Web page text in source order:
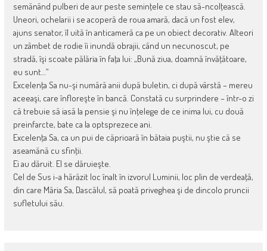
semănând pulberi de aur peste seminţele ce stau să-ncolţească.
Uneori, ochelarii i se acoperă de roua amară, dacă un fost elev,
ajuns senator, îl uită în anticameră ca pe un obiect decorativ. Alteori
un zâmbet de rodie îi inundă obrajii, când un necunoscut, pe
stradă, îşi scoate pălăria în faţa lui: „Bună ziua, doamnă învăţătoare,
eu sunt…“
Excelenţa Sa nu-şi numără anii după buletin, ci după vârstă – mereu
aceeaşi, care înfloreşte în bancă. Constată cu surprindere – într-o zi
că trebuie să iasă la pensie şi nu înţelege de ce inima lui, cu două
preinfarcte, bate ca la optsprezece ani.
Excelenţa Sa, ca un pui de căprioară în bătaia puştii, nu ştie că se
aseamănă cu sfinţii.
Ei au dăruit. El se dăruieşte.
Cel de Sus i-a hărăzit loc înalt în izvorul Luminii, loc plin de verdeaţă,
din care Măria Sa, Dascălul, să poată priveghea şi de dincolo pruncii
sufletului său.